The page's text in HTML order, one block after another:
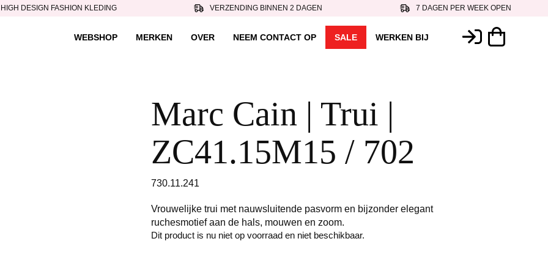
HIGH DESIGN FASHION KLEDING VERZENDING BINNEN 2 DAGEN 7 DAGEN PER WEEK OPEN
WEBSHOP MERKEN OVER NEEM CONTACT OP SALE WERKEN BIJ
Marc Cain | Trui |
ZC41.15M15 / 702
730.11.241
Vrouwelijke trui met nauwsluitende pasvorm en bijzonder elegant
ruchesmotief aan de hals, mouwen en zoom.
Dit product is nu niet op voorraad en niet beschikbaar.